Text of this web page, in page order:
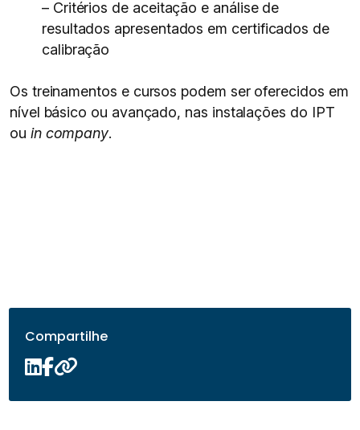
– Critérios de aceitação e análise de
resultados apresentados em certificados de
calibração
Os treinamentos e cursos podem ser oferecidos em
nível básico ou avançado, nas instalações do IPT
ou in company.
Compartilhe